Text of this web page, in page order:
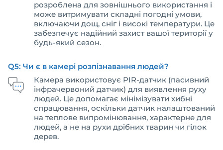
розроблена для зовнішнього використання і
може витримувати складні погодні умови,
включаючи дощ, сніг і високі температури. Це
забезпечує надійний захист вашої території у
будь-який сезон.
Q5: Чи є в камері розпізнавання людей?
Камера використовує PIR-датчик (пасивний
інфрачервоний датчик) для виявлення руху
людей. Це допомагає мінімізувати хибні
спрацювання, оскільки датчик налаштований
на теплове випромінювання, характерне для
людей, а не на рухи дрібних тварин чи гілок
дерев.